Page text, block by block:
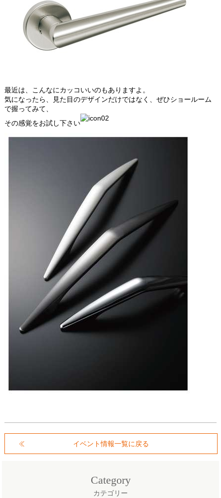
最近は、こんなにカッコいいのもありますよ。
気になったら、見た目のデザインだけではなく、ぜひショールーム
で握ってみて、
その感覚をお試し下さい
イベント情報一覧に戻る
Category
カテゴリー